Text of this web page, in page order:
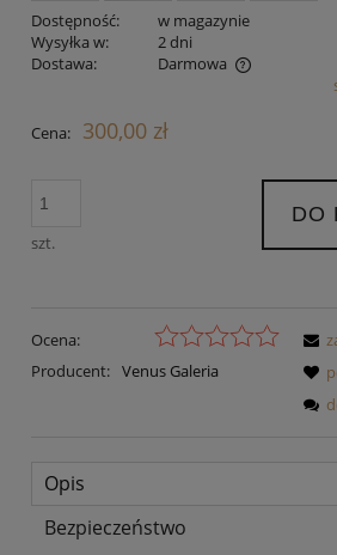
Dostępność:
w magazynie
Wysyłka w:
2 dni
Dostawa:
Darmowa
Cena nie zawiera ewentualnych
Cena: 300,00 zł
szt.
DO
Ocena:
Producent: Venus Galeria
Opis
Bezpieczeństwo